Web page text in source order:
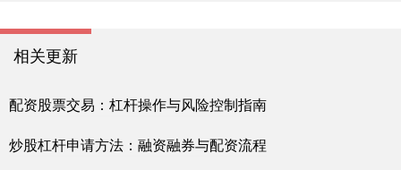
相关更新
配资股票交易：杠杆操作与风险控制指南
炒股杠杆申请方法：融资融券与配资流程